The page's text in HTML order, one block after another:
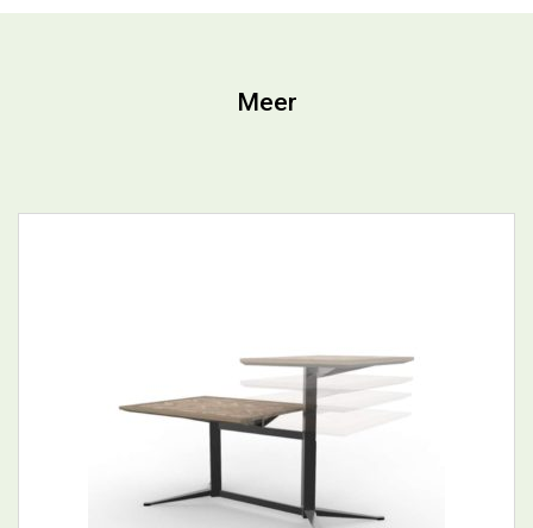
Kitchen Table Thuiswerkplek
BEKIJK PRODUCT